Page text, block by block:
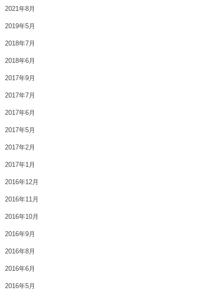
2021年8月
2019年5月
2018年7月
2018年6月
2017年9月
2017年7月
2017年6月
2017年5月
2017年2月
2017年1月
2016年12月
2016年11月
2016年10月
2016年9月
2016年8月
2016年6月
2016年5月